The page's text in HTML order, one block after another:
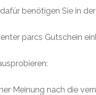
benötigen Sie in
parcs Gutschein
Meinung nach die